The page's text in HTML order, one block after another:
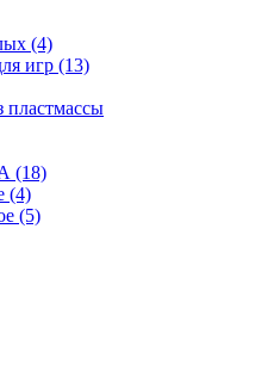
(4)
игр (13)
пластмассы
(18)
(4)
(5)